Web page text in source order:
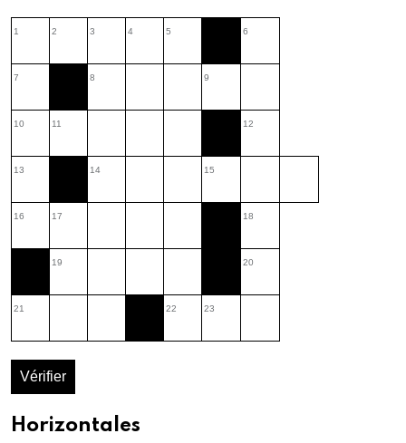
1 2 3 4 5 6
7 8 9
10 11 12
13 14 15
16 17 18
19 20
21 22 23
Vérifier
Horizontales